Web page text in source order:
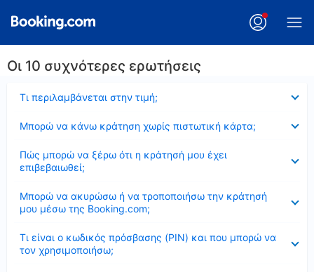
Οι 10 συχνότερες ερωτήσεις
Τι περιλαμβάνεται στην τιμή;
Μπορώ να κάνω κράτηση χωρίς πιστωτική κάρτα;
Πώς μπορώ να ξέρω ότι η κράτησή μου έχει
επιβεβαιωθεί;
Μπορώ να ακυρώσω ή να τροποποιήσω την κράτησή
μου μέσω της Booking.com;
Τι είναι ο κωδικός πρόσβασης (PIN) και που μπορώ να
τον χρησιμοποιήσω;